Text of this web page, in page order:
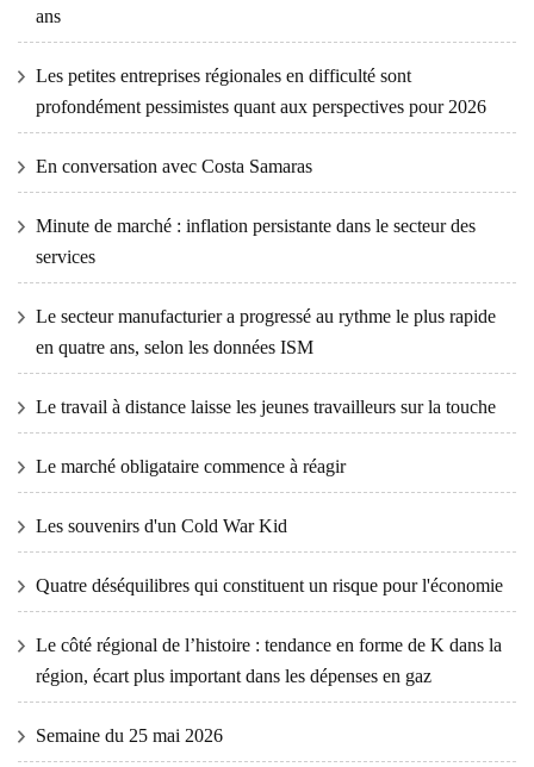
ans
Les petites entreprises régionales en difficulté sont
profondément pessimistes quant aux perspectives pour 2026
En conversation avec Costa Samaras
Minute de marché : inflation persistante dans le secteur des
services
Le secteur manufacturier a progressé au rythme le plus rapide
en quatre ans, selon les données ISM
Le travail à distance laisse les jeunes travailleurs sur la touche
Le marché obligataire commence à réagir
Les souvenirs d'un Cold War Kid
Quatre déséquilibres qui constituent un risque pour l'économie
Le côté régional de l’histoire : tendance en forme de K dans la
région, écart plus important dans les dépenses en gaz
Semaine du 25 mai 2026